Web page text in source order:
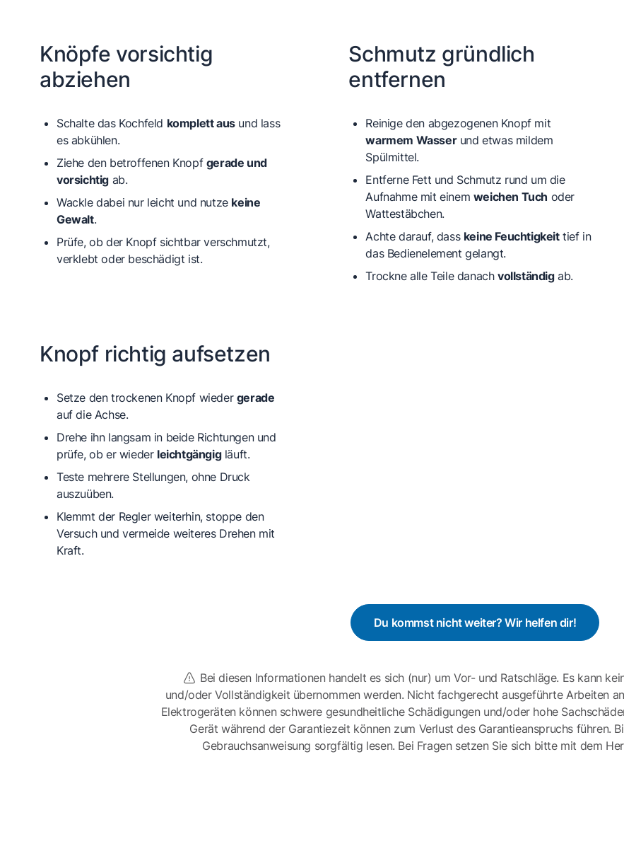
Knöpfe vorsichtig
abziehen
Schalte das Kochfeld komplett ausund lass
es abkühlen.
Ziehe den betroffenen Knopf gerade und
vorsichtig ab.
Wackle dabei nur leicht und nutze keine
Gewalt.
Prüfe, ob der Knopf sichtbar verschmutzt,
verklebt oder beschädigt ist.
Schmutz gründlich
entfernen
Reinige den abgezogenen Knopf mit
warmem Wasserund etwas mildem
Spülmittel.
Entferne Fett und Schmutz rund um die
Aufnahme mit einem weichen Tuch oder
Wattestäbchen.
Achte darauf, dass keine Feuchtigkeittief in
das Bedienelement gelangt.
Trockne alle Teile danach vollständigab.
Knopf richtig aufsetzen
Setze den trockenen Knopf wieder gerade
auf die Achse.
Drehe ihn langsam in beide Richtungen und
prüfe, ob er wieder leichtgängigläuft.
Teste mehrere Stellungen, ohne Druck
auszuüben.
Klemmt der Regler weiterhin, stoppe den
Versuch und vermeide weiteres Drehen mit
Kraft.
Du kommst nicht weiter? Wir helfen dir!
Bei diesen Informationen handelt es sich (nur) um Vor- und Ratschläge. Es kann
und/oder Vollständigkeit übernommen werden. Nicht fachgerecht ausgeführte Arbeiten
Elektrogeräten können schwere gesundheitliche Schädigungen und/oder hohe
Gerät während der Garantiezeit können zum Verlust des Garantieanspruchs führen.
Gebrauchsanweisung sorgfältig lesen. Bei Fragen setzen Sie sich bitte mit dem